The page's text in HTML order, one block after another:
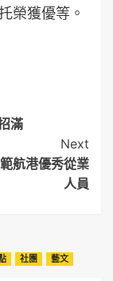
榮獲優等。
滿
Next
航港優秀從業
人員
社團 藝文